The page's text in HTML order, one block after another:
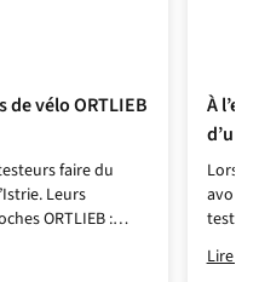
de vélo ORTLIEB
faire du
Leurs
ORTLIEB :
toutes les
À
Lors
avons
test
Lire la